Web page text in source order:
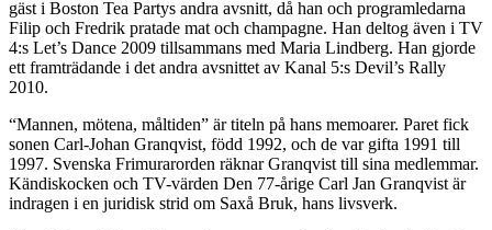
gäst i Boston Tea Partys andra avsnitt, då han och programledarna
Filip och Fredrik pratade mat och champagne. Han deltog även i TV
4:s Let’s Dance 2009 tillsammans med Maria Lindberg. Han gjorde
ett framträdande i det andra avsnittet av Kanal 5:s Devil’s Rally
2010.
“Mannen, mötena, måltiden” är titeln på hans memoarer. Paret fick
sonen Carl-Johan Granqvist, född 1992, och de var gifta 1991 till
1997. Svenska Frimurarorden räknar Granqvist till sina medlemmar.
Kändiskocken och TV-värden Den 77-årige Carl Jan Granqvist är
indragen i en juridisk strid om Saxå Bruk, hans livsverk.